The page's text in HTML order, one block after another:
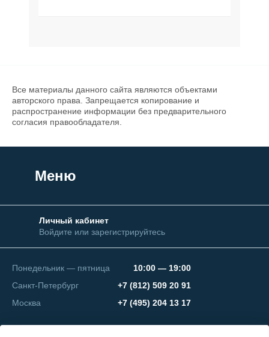
Все материалы данного сайта являются объектами
авторского права. Запрещается копирование и
распространение информации без предварительного
согласия правообладателя.
Меню
Личный кабинет
Войдите или зарегистрируйтесь
Понедельник — пятница
10:00 — 19:00
Санкт-Петербург
+7 (812) 509 20 91
Москва
+7 (495) 204 13 17